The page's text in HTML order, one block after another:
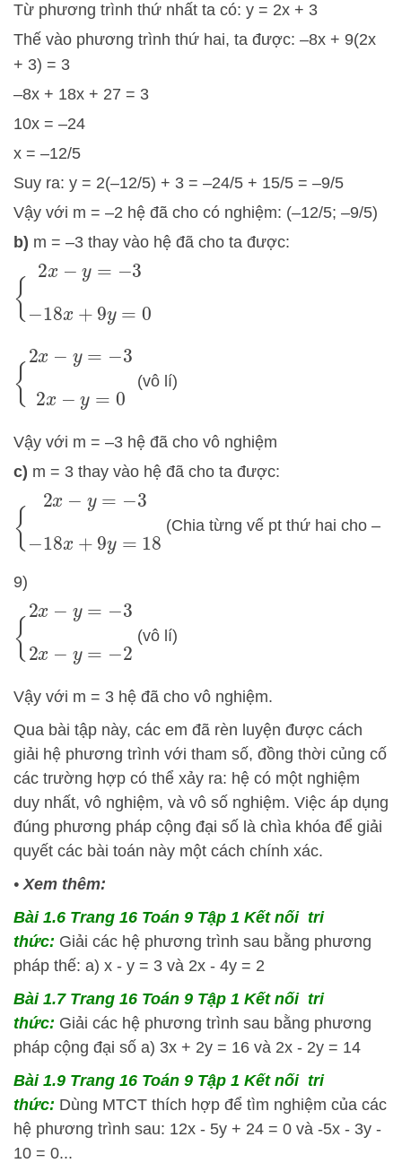
Từ phương trình thứ nhất ta có: y = 2x + 3
Thế vào phương trình thứ hai, ta được: –8x + 9(2x
+ 3) = 3
–8x + 18x + 27 = 3
10x = –24
x = –12/5
Suy ra: y = 2(–12/5) + 3 = –24/5 + 15/5 = –9/5
Vậy với m = –2 hệ đã cho có nghiệm: (–12/5; –9/5)
b) m = –3 thay vào hệ đã cho ta được:
2 x−y =−3 −18x+
2x− y=− 32 x−y
(vô lí)
Vậy với m = –3 hệ đã cho vô nghiệm
c) m = 3 thay vào hệ đã cho ta được:
2 −y=− 3−18x+
(Chia từng vế pt thứ hai cho –
9)
2x− y=− 32 x−y
(vô lí)
Vậy với m = 3 hệ đã cho vô nghiệm.
Qua bài tập này, các em đã rèn luyện được cách
giải hệ phương trình với tham số, đồng thời củng cố
các trường hợp có thể xảy ra: hệ có một nghiệm
duy nhất, vô nghiệm, và vô số nghiệm. Việc áp dụng
đúng phương pháp cộng đại số là chìa khóa để giải
quyết các bài toán này một cách chính xác.
• Xem thêm:
Bài 1.6 Trang 16 Toán 9 Tập 1 Kết nối tri
thức: Giải các hệ phương trình sau bằng phương
pháp thế: a) x - y = 3 và 2x - 4y = 2
Bài 1.7 Trang 16 Toán 9 Tập 1 Kết nối tri
thức: Giải các hệ phương trình sau bằng phương
pháp cộng đại số a) 3x + 2y = 16 và 2x - 2y = 14
Bài 1.9 Trang 16 Toán 9 Tập 1 Kết nối tri
thức: Dùng MTCT thích hợp để tìm nghiệm của các
hệ phương trình sau: 12x - 5y + 24 = 0 và -5x - 3y -
10 = 0...